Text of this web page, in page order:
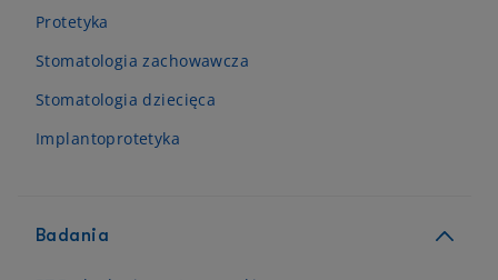
Protetyka
Stomatologia zachowawcza
Stomatologia dziecięca
Implantoprotetyka
Badania